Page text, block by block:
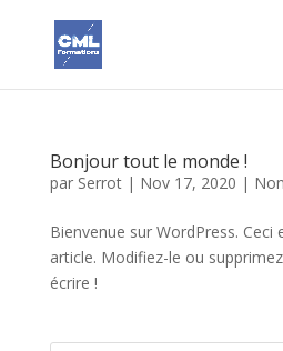
Bonjour tout le monde !
par Serrot| Nov 17, 2020 |
Bienvenue sur WordPress.
article. Modifiez-le ou
écrire !